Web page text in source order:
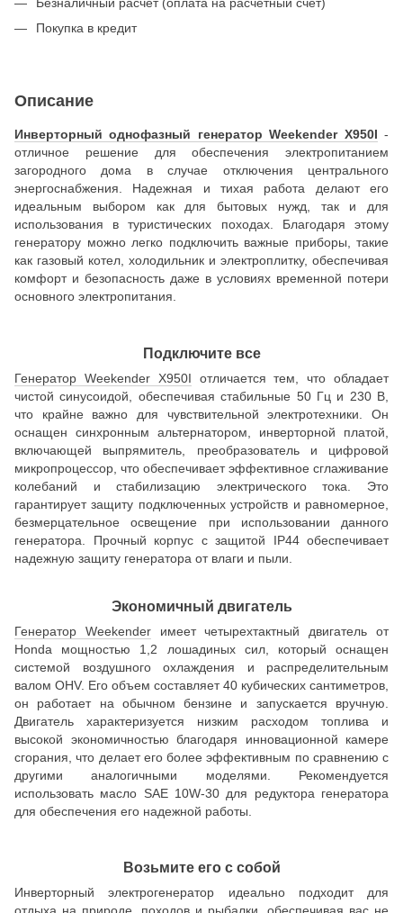
Покупка в кредит
Описание
Инверторный однофазный генератор Weekender X950I -
отличное решение для обеспечения электропитанием
загородного дома в случае отключения центрального
энергоснабжения. Надежная и тихая работа делают его
идеальным выбором как для бытовых нужд, так и для
использования в туристических походах. Благодаря этому
генератору можно легко подключить важные приборы, такие
как газовый котел, холодильник и электроплитку, обеспечивая
комфорт и безопасность даже в условиях временной потери
основного электропитания.
Подключите все
Генератор Weekender X950I отличается тем, что обладает
чистой синусоидой, обеспечивая стабильные 50 Гц и 230 В,
что крайне важно для чувствительной электротехники. Он
оснащен синхронным альтернатором, инверторной платой,
включающей выпрямитель, преобразователь и цифровой
микропроцессор, что обеспечивает эффективное сглаживание
колебаний и стабилизацию электрического тока. Это
гарантирует защиту подключенных устройств и равномерное,
безмерцательное освещение при использовании данного
генератора. Прочный корпус с защитой IP44 обеспечивает
надежную защиту генератора от влаги и пыли.
Экономичный двигатель
Генератор Weekenderимеет четырехтактный двигатель от
Honda мощностью 1,2 лошадиных сил, который оснащен
системой воздушного охлаждения и распределительным
валом OHV. Его объем составляет 40 кубических сантиметров,
он работает на обычном бензине и запускается вручную.
Двигатель характеризуется низким расходом топлива и
высокой экономичностью благодаря инновационной камере
сгорания, что делает его более эффективным по сравнению с
другими аналогичными моделями. Рекомендуется
использовать масло SAE 10W-30 для редуктора генератора
для обеспечения его надежной работы.
Возьмите его с собой
Инверторный электрогенератор идеально подходит для